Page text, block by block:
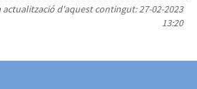
actualització d'aquest contingut:27-02-2023
13:20